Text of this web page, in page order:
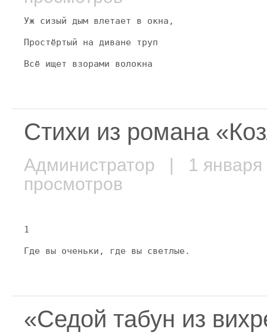
Уж сизый дым влетает в окна,
Простёртый на диване труп
Всё ищет взорами волокна
Стихи из романа
Администратор | 1
просмотров
1
Где вы оченьки, где вы светлые.
«Седой табун из